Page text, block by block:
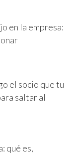
en la empresa:
el socio que tu
saltar al
qué es,